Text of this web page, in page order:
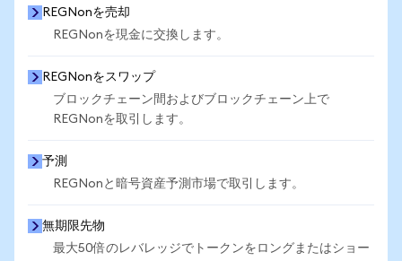
REGNonを売却
REGNonを現金に交換します。
REGNonをスワップ
ブロックチェーン間およびブロックチェーン上で
REGNonを取引します。
予測
REGNonと暗号資産予測市場で取引します。
無期限先物
最大50倍のレバレッジでトークンをロングまたはショー